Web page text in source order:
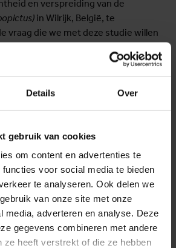
Details Over
gebruik van cookies
om content en advertenties te
voor social media te bieden
te analyseren. Ook delen we
van onze site met onze
media, adverteren en analyse. Deze
gegevens combineren met andere
ze heeft verstrekt of die ze hebben
en verspreiding van de
in Wilrijk, België, te
vraag die we met deze studie willen
en
begrijpen
de bewoners in het
gecombineerde aanpak ervaren
brengen drempels en
gemeenschapsbetrokkenheid